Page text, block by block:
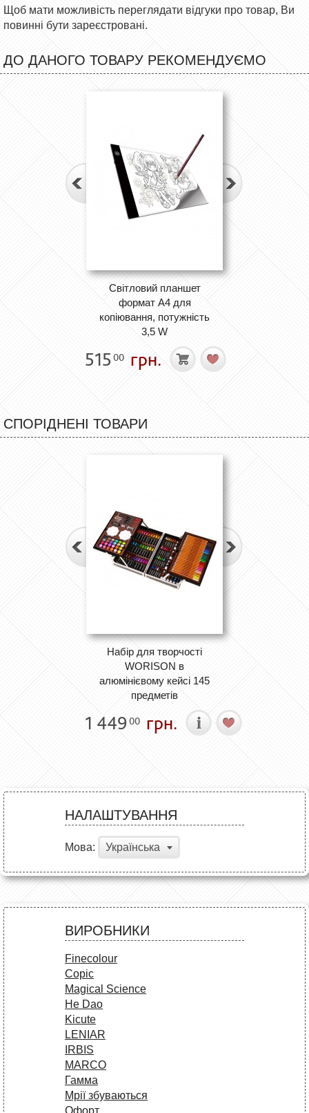
Щоб мати можливість переглядати відгуки про товар, Ви
повинні бути зареєстровані.
ДО ДАНОГО ТОВАРУ РЕКОМЕНДУЄМО
Світловий планшет
формат А4 для
копіювання, потужність
3,5 W
515 00 грн.
СПОРІДНЕНІ ТОВАРИ
Набір для творчості
WORISON в
алюмінієвому кейсі 145
предметів
1 449 00 грн.
НАЛАШТУВАННЯ
Мова: Українська
ВИРОБНИКИ
Finecolour
Copic
Magical Science
He Dao
Kicute
LENIAR
IRBIS
MARCO
Гамма
Мрії збуваються